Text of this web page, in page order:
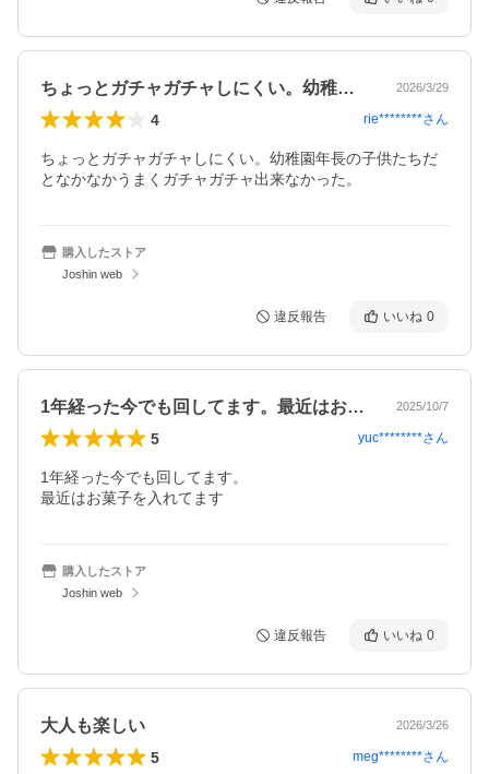
ちょっとガチャガチャしにくい。幼稚園年… 2026/3/29
4 rie********さん
ちょっとガチャガチャしにくい。幼稚園年長の子供たちだ
となかなかうまくガチャガチャ出来なかった。
購入したストア
Joshin web
違反報告 いいね 0
1年経った今でも回してます。最近はお菓… 2025/10/7
5 yuc********さん
1年経った今でも回してます。
最近はお菓子を入れてます
購入したストア
Joshin web
違反報告 いいね 0
大人も楽しい 2026/3/26
5 meg********さん